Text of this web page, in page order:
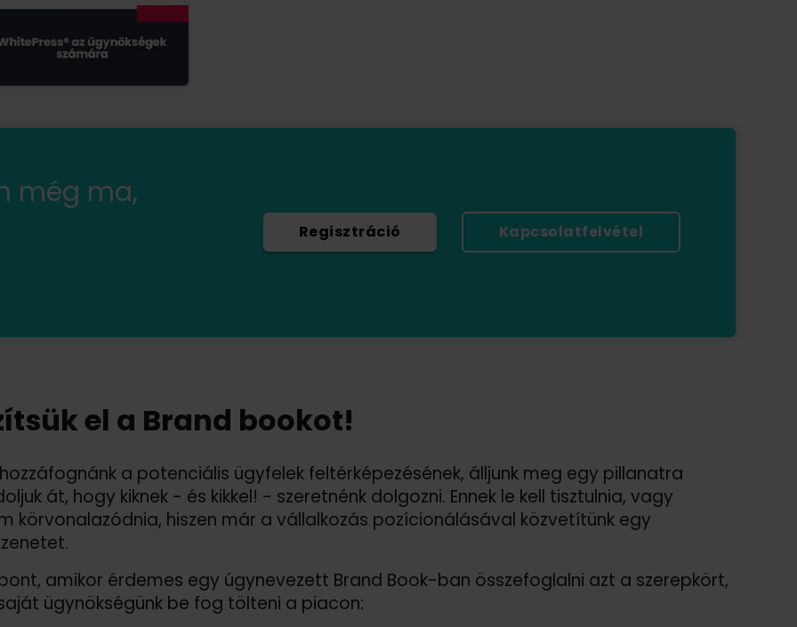
még ma,
Regisztráció Kapcsolatfelvétel
el a Brand bookot!
a potenciális ügyfelek feltérképezésének, álljunk meg egy pillanatra
át, hogy kiknek - és kikkel! - szeretnénk dolgozni. Ennek le kell tisztulnia, vagy
körvonalazódnia, hiszen már a vállalkozás pozícionálásával közvetítünk egy
amikor érdemes egy úgynevezett Brand Book-ban összefoglalni azt a szerepkört,
ügynökségünk be fog tölteni a piacon: